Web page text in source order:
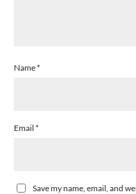
Name*
Email *
Save my name, email, and